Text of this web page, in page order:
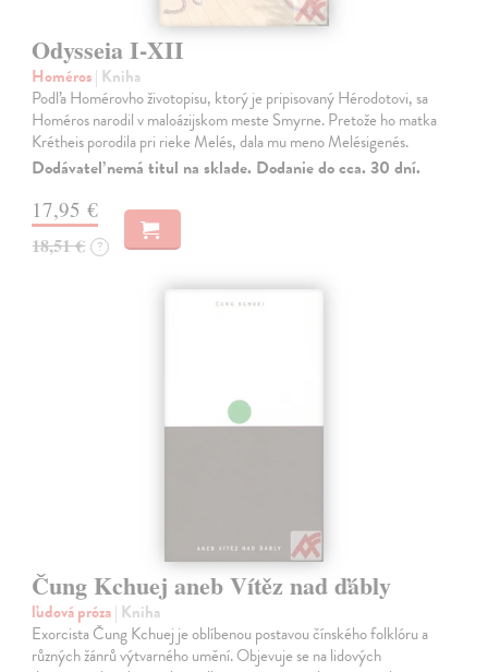
Odysseia I-XII
Homéros| Kniha
Podľa Homérovho životopisu, ktorý je pripisovaný Hérodotovi, sa
Homéros narodil v maloázijskom meste Smyrne. Pretože ho matka
Krétheis porodila pri rieke Melés, dala mu meno Melésigenés.
Dodávateľ nemá titul na sklade. Dodanie do cca. 30 dní.
17,95 €
18,51 € ?
Čung Kchuej aneb Vítěz nad ďábly
ľudová próza| Kniha
Exorcista Čung Kchuej je oblíbenou postavou čínského folklóru a
různých žánrů výtvarného umění. Objevuje se na lidových